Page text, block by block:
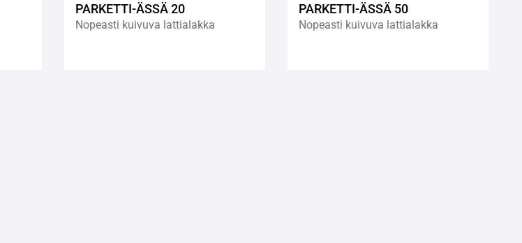
PARKETTI-ÄSSÄ 20
Nopeasti kuivuva lattialakka
PARKETTI-ÄSSÄ 50
Nopeasti kuivuva lattialakka